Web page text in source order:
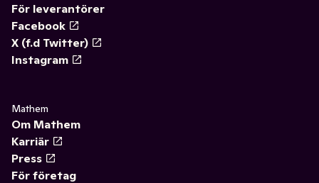
För leverantörer
Facebook
X (f.d Twitter)
Instagram
Mathem
Om Mathem
Karriär
Press
För företag